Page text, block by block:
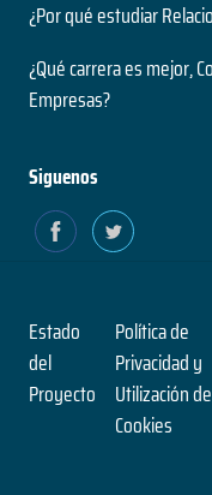
¿Por qué estudiar
¿Qué carrera es mejor,
Empresas?
Siguenos
Estado
del
Proyecto
Política de
Privacidad y
Utilización de
Cookies